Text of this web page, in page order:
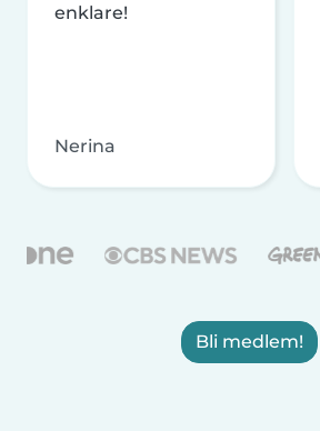
enklare!
Nerina
Bli medlem!